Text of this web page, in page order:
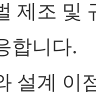
제조 및
합니다.
설계 이